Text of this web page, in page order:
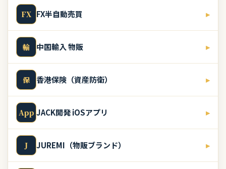
FX FX半自動売買 ▸
輸 中国輸入 物販 ▸
保 香港保険（資産防衛） ▸
App JACK開発 iOSアプリ ▸
J JUREMI（物販ブランド） ▸